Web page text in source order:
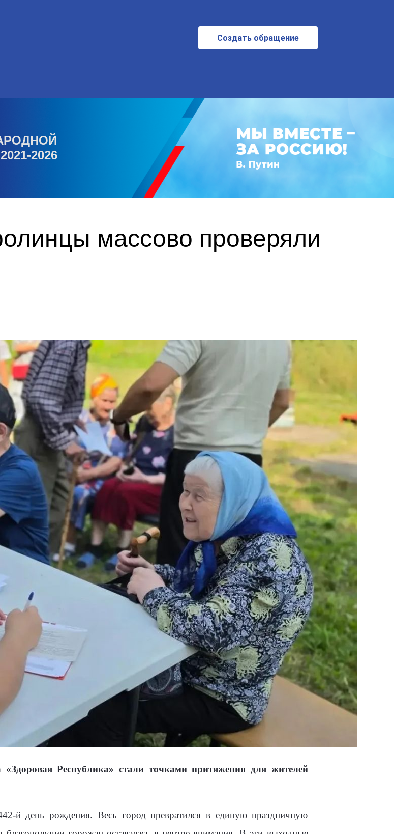
Создать обращение
2026
массово проверяли
Республика» стали точками притяжения для жителей
й день рождения. Весь город превратился в единую праздничную